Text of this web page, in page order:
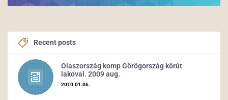
Recent posts
Olaszország komp Görögország körút
lakoval. 2009 aug.
2010.01.06.